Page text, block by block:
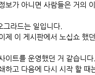
보가 아니면 사람들은 거의
라드는 일입니다.
제 이 게시판에서 노십쇼 했
이트를 운영했던 거 같습니다.
하고 다음에 다시 시작 할 때